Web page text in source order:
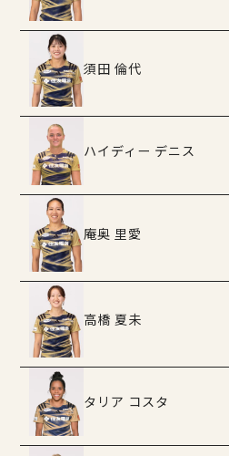
須田 倫代
ハイディー デニス
庵奥 里愛
高橋 夏未
タリア コスタ